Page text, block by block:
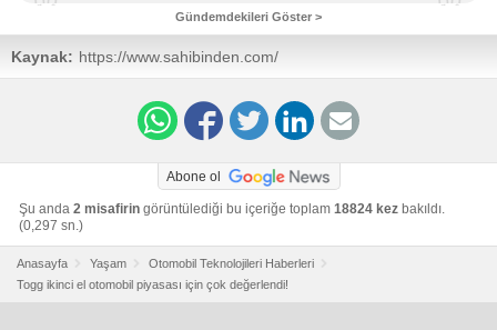
Gündemdekileri Göster >
Kaynak: https://www.sahibinden.com/
Abone ol
Şu anda 2 misafirin görüntülediği bu içeriğe toplam 18824 kez bakıldı.
(0,297 sn.)
Anasayfa Yaşam
Otomobil Teknolojileri Haberleri
Togg ikinci el otomobil piyasası için çok değerlendi!